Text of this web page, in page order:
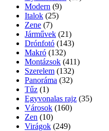
Modern (9)
Italok (25)
Zene (7)
Járművek (21)
Drónfotó (143)
Makró (132)
Montázsok (411)
Szerelem (132)
Panoráma (32)
Tűz (1)
Egyvonalas rajz (35)
Városok (160)
Zen (10)
Virágok (249)